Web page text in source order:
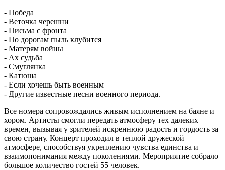
- Победа
- Веточка черешни
- Письма с фронта
- По дорогам пыль клубится
- Матерям войны
- Ах судьба
- Смуглянка
- Катюша
- Если хочешь быть военным
- Другие известные песни военного периода.
Все номера сопровождались живым исполнением на баяне и
хором. Артисты смогли передать атмосферу тех далеких
времен, вызывая у зрителей искреннюю радость и гордость за
свою страну. Концерт проходил в теплой дружеской
атмосфере, способствуя укреплению чувства единства и
взаимопонимания между поколениями. Мероприятие собрало
большое количество гостей 55 человек.